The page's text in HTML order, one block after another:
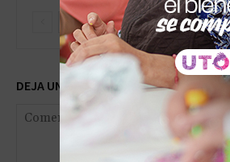
DEJA UNA RESPUESTA